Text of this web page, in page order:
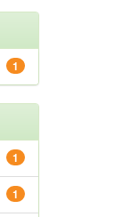
1
1
1